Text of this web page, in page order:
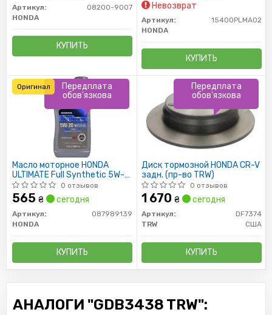
Артикул:
08200-9007
HONDA
КУПИТЬ
Невозврат
Артикул:
15400PLMA02
HONDA
КУПИТЬ
Масло моторное HONDA
ULTIMATE Full Synthetic 5W-
30 0,946л
0 отзывов
565 ₴ сегодня
Артикул:
087989139
HONDA
КУПИТЬ
Передплата
обов'язкова
Оригинал
Диск тормозной HONDA CR-V
задн. (пр-во TRW)
0 отзывов
1 670 ₴ сегодня
Артикул:
DF7374
TRW
США
КУПИТЬ
Передплата
обов'язкова
АНАЛОГИ "GDB3438 TRW":